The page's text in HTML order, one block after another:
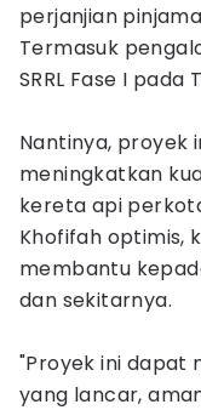
perjanjian
Termasuk
SRRL Fase I pada
Nantinya, proyek
meningkatkan
kereta api
Khofifah optimis,
membantu
dan sekitarnya.
"Proyek ini dapat
yang lancar,